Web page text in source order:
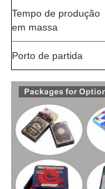
Tempo de produção
em massa
Porto de partida